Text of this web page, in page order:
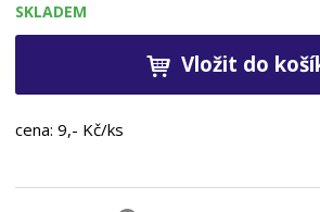
SKLADEM
Vložit do
cena: 9,- Kč/ks